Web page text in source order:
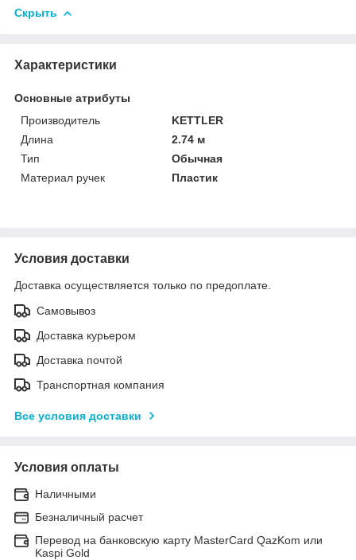
Скрыть
Характеристики
Основные атрибуты
Производитель
KETTLER
Длина
2.74 м
Тип
Обычная
Материал ручек
Пластик
Условия доставки
Доставка осуществляется только по предоплате.
Самовывоз
Доставка курьером
Доставка почтой
Транспортная компания
Все условия доставки
Условия оплаты
Наличными
Безналичный расчет
Перевод на банковскую карту MasterCard QazKom или
Kaspi Gold